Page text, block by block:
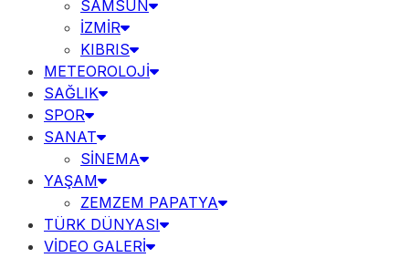
SAMSUN
İZMİR
KIBRIS
METEOROLOJİ
SAĞLIK
SPOR
SANAT
SİNEMA
YAŞAM
ZEMZEM PAPATYA
TÜRK DÜNYASI
VİDEO GALERİ